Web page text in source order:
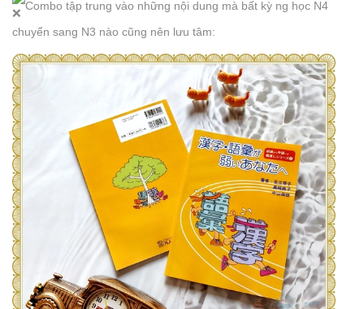
Combo tập trung vào những nội dung mà bất kỳ ng học N4
chuyển sang N3 nào cũng nên lưu tâm: